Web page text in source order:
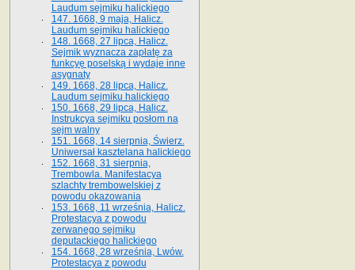
Laudum sejmiku halickiego
147. 1668, 9 maja, Halicz.
Laudum sejmiku halickiego
148. 1668, 27 lipca, Halicz.
Sejmik wyznacza zapłatę za
funkcyę poselską i wydaje inne
asygnaty
149. 1668, 28 lipca, Halicz.
Laudum sejmiku halickiego
150. 1668, 29 lipca, Halicz.
Instrukcya sejmiku posłom na
sejm walny
151. 1668, 14 sierpnia, Świerz.
Uniwersał kasztelana halickiego
152. 1668, 31 sierpnia,
Trembowla. Manifestacya
szlachty trembowelskiej z
powodu okazowania
153. 1668, 11 września, Halicz.
Protestacya z powodu
zerwanego sejmiku
deputackiego halickiego
154. 1668, 28 września, Lwów.
Protestacya z powodu